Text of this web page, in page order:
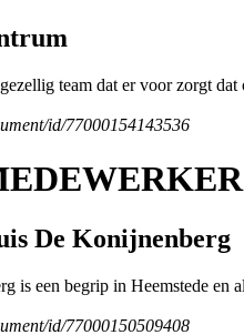
team dat er voor zorgt
De Konijnenberg
is een begrip in Heemstede en